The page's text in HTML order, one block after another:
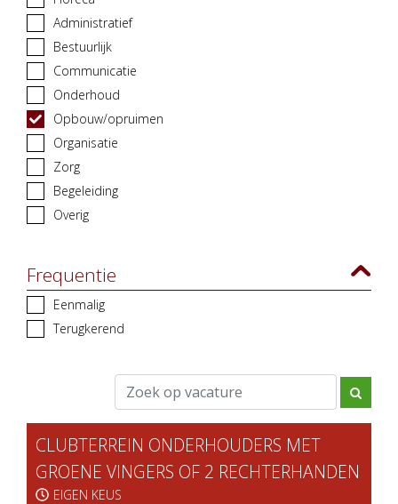
Administratief
Bestuurlijk
Communicatie
Onderhoud
Opbouw/opruimen
Organisatie
Zorg
Begeleiding
Overig
Frequentie
Eenmalig
Terugkerend
CLUBTERREIN ONDERHOUDERS MET
GROENE VINGERS OF 2 RECHTERHANDEN
EIGEN KEUS